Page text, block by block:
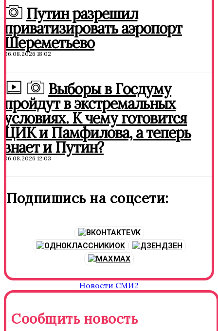
Путин разрешил
приватизировать аэропорт
Шереметьево
06.08.2026 18:02
Выборы в Госдуму
пройдут в экстремальных
условиях. К чему готовится
ЦИК и Памфилова, а теперь
знает и Путин?
06.08.2026 12:03
Подпишись на соцсети:
VK
OK
ДЗЕН
MAX
Новости СМИ2
Сообщить новость